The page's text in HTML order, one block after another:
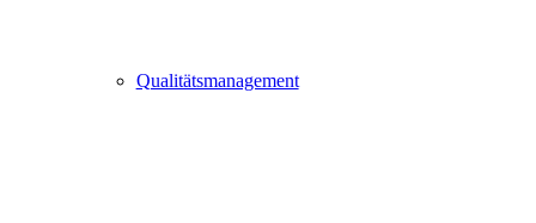
Qualitätsmanagement